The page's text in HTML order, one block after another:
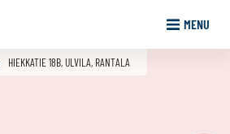
MENU
HIEKKATIE 18B, ULVILA, RANTALA